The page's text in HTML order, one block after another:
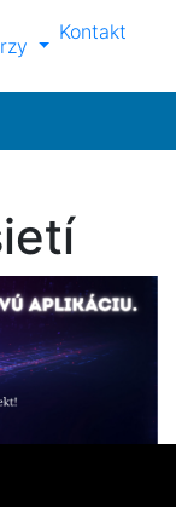
Kontakt